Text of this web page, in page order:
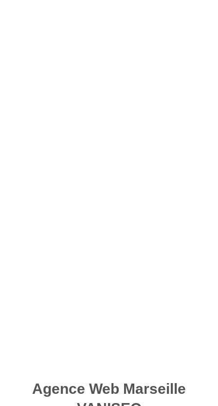
Agence Web Marseille